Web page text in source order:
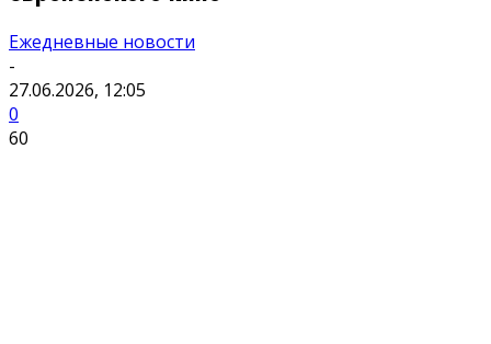
Ежедневные новости
-
27.06.2026, 12:05
0
60